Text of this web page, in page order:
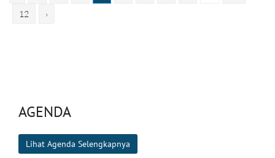
12
›
AGENDA
Lihat Agenda Selengkapnya